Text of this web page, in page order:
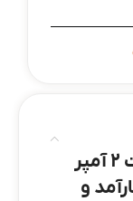
پاور سوئیچینگ مدادی ۱۲ ولت ۲ آمپر
و